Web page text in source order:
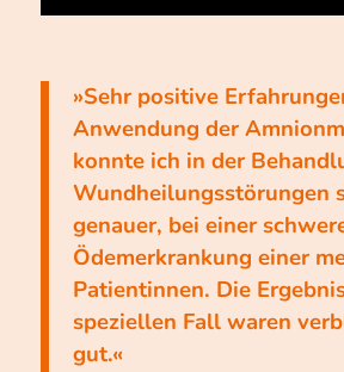
»Sehr positive
Anwendung der
konnte ich in der
Wundheilungsstörungen
genauer, bei einer
Ödemerkrankung einer
Patientinnen. Die
speziellen Fall waren
gut.«